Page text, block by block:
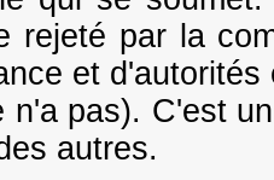
rejeté par la
et
n'a pas). C'est
autres.